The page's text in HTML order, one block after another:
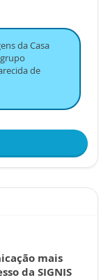
da Casa
de
mais
da SIGNIS